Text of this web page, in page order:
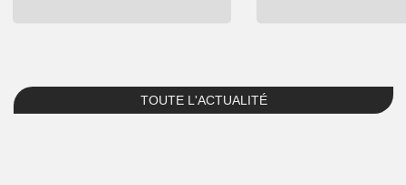
TOUTE L'ACTUALITÉ